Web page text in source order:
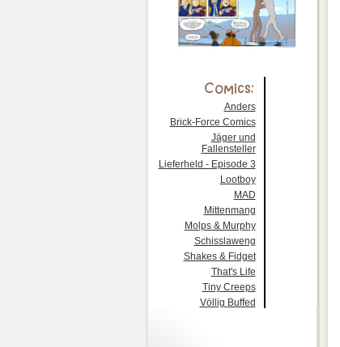
Anders
Brick-Force Comics
Jäger und
Fallensteller
Lieferheld - Episode 3
Lootboy
MAD
Mittenmang
Molps & Murphy
Schisslaweng
Shakes & Fidget
That's Life
Tiny Creeps
Völlig Buffed